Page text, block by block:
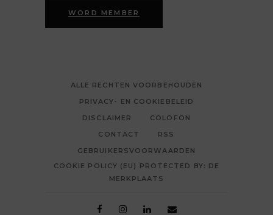
WORD MEMBER
ALLE RECHTEN VOORBEHOUDEN
PRIVACY- EN COOKIEBELEID
DISCLAIMER
COLOFON
CONTACT
RSS
GEBRUIKERSVOORWAARDEN
COOKIE POLICY (EU) PROTECTED BY: DE
MERKPLAATS